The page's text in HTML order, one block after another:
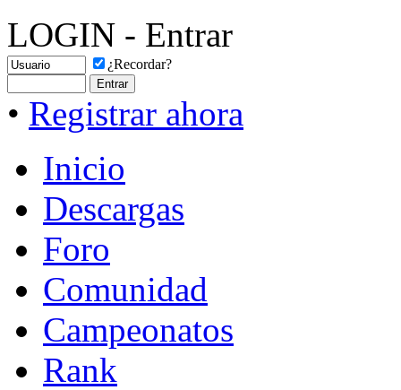
LOGIN - Entrar
¿Recordar?
• Registrar ahora
Inicio
Descargas
Foro
Comunidad
Campeonatos
Rank